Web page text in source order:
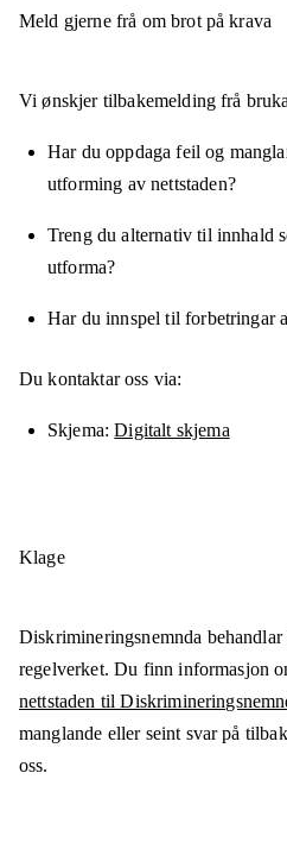
Meld gjerne frå om brot på krava
Vi ønskjer tilbakemelding frå
Har du oppdaga feil og
utforming av nettstaden?
Treng du alternativ til innhald
utforma?
Har du innspel til forbetringar
Du kontaktar oss via:
Skjema Digitalt skjema
Klage
Diskrimineringsnemnda
regelverket. Du finn informasjon
nettstaden til
manglande eller seint svar på
oss.